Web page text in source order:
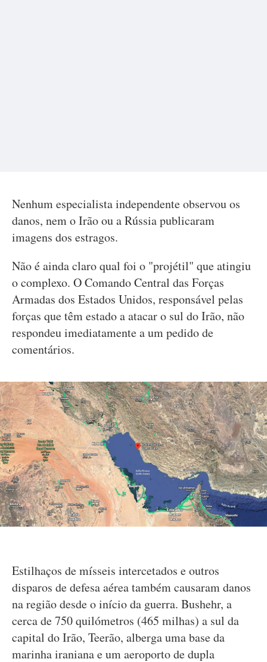
Nenhum especialista independente observou os
danos, nem o Irão ou a Rússia publicaram
imagens dos estragos.
Não é ainda claro qual foi o "projétil" que atingiu
o complexo. O Comando Central das Forças
Armadas dos Estados Unidos, responsável pelas
forças que têm estado a atacar o sul do Irão, não
respondeu imediatamente a um pedido de
comentários.
Estilhaços de mísseis intercetados e outros
disparos de defesa aérea também causaram danos
na região desde o início da guerra. Bushehr, a
cerca de 750 quilómetros (465 milhas) a sul da
capital do Irão, Teerão, alberga uma base da
marinha iraniana e um aeroporto de dupla